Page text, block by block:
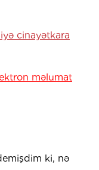
cinayətkara
məlumat
ki, nə